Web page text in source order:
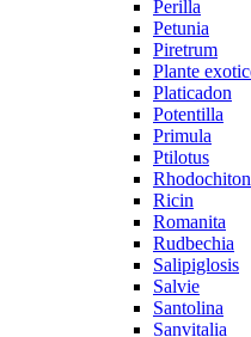
Perilla
Petunia
Piretrum
Plante
Platicadon
Potentilla
Primula
Ptilotus
Rhodochiton
Ricin
Romanita
Rudbechia
Salipiglosis
Salvie
Santolina
Sanvitalia